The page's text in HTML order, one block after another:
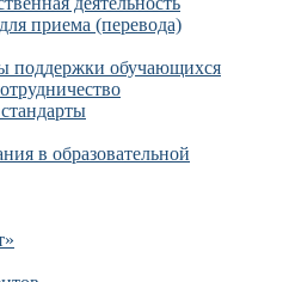
приема (перевода)
поддержки обучающихся
в образовательной